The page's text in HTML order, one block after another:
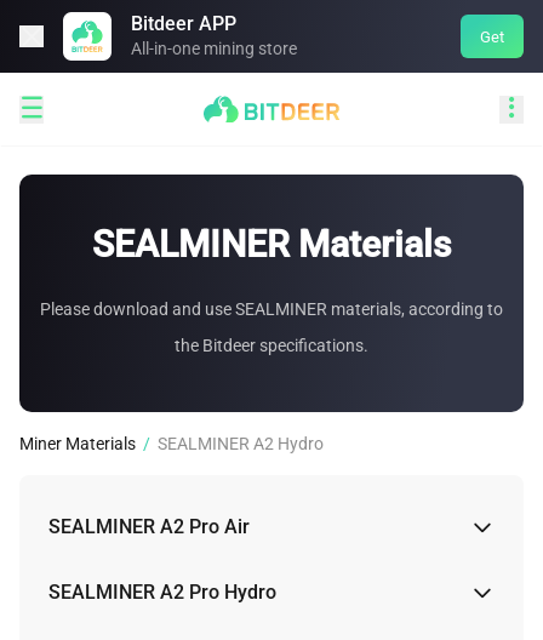
Bitdeer APP
All-in-one mining store
Get
 
SEALMINER Materials
Please download and use SEALMINER materials, according to
the Bitdeer specifications.
Miner Materials / SEALMINER A2 Hydro
SEALMINER A2 Pro Air
Render Image
SEALMINER A2 Pro Hydro